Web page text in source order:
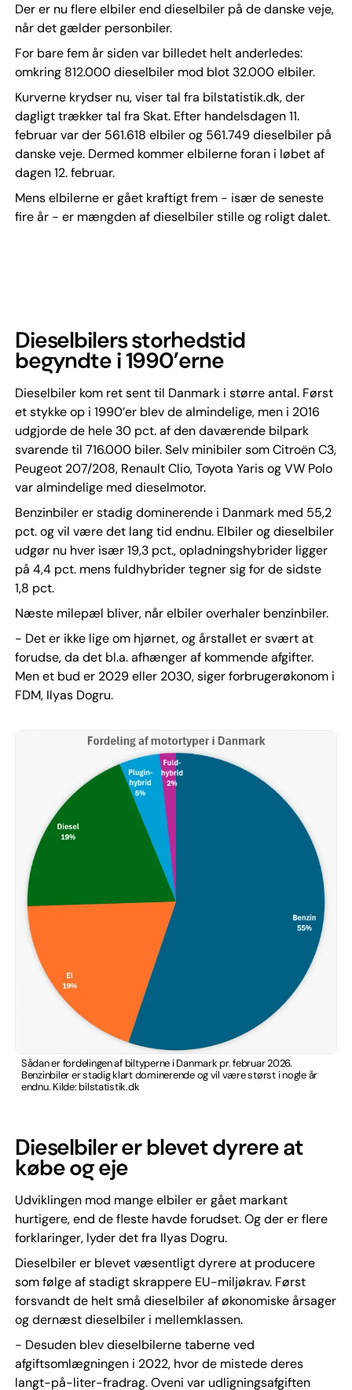
Der er nu flere elbiler end dieselbiler på de danske veje,
når det gælder personbiler.
For bare fem år siden var billedet helt anderledes:
omkring 812.000 dieselbiler mod blot 32.000 elbiler.
Kurverne krydser nu, viser tal fra bilstatistik.dk, der
dagligt trækker tal fra Skat. Efter handelsdagen 11.
februar var der 561.618 elbiler og 561.749 dieselbiler på
danske veje. Dermed kommer elbilerne foran i løbet af
dagen 12. februar.
Mens elbilerne er gået kraftigt frem - især de seneste
fire år - er mængden af dieselbiler stille og roligt dalet.
Dieselbilers storhedstid
begyndte i 1990’erne
Dieselbiler kom ret sent til Danmark i større antal. Først
et stykke op i 1990’er blev de almindelige, men i 2016
udgjorde de hele 30 pct. af den daværende bilpark
svarende til 716.000 biler. Selv minibiler som Citroën C3,
Peugeot 207/208, Renault Clio, Toyota Yaris og VW Polo
var almindelige med dieselmotor.
Benzinbiler er stadig dominerende i Danmark med 55,2
pct. og vil være det lang tid endnu. Elbiler og dieselbiler
udgør nu hver især 19,3 pct., opladningshybrider ligger
på 4,4 pct. mens fuldhybrider tegner sig for de sidste
1,8 pct.
Næste milepæl bliver, når elbiler overhaler benzinbiler.
- Det er ikke lige om hjørnet, og årstallet er svært at
forudse, da det bl.a. afhænger af kommende afgifter.
Men et bud er 2029 eller 2030, siger forbrugerøkonom i
FDM, Ilyas Dogru.
Sådan er fordelingen af biltyperne i Danmark pr. februar 2026.
Benzinbiler er stadig klart dominerende og vil være størst i nogle år
endnu. Kilde: bilstatistik.dk
Dieselbiler er blevet dyrere at
købe og eje
Udviklingen mod mange elbiler er gået markant
hurtigere, end de fleste havde forudset. Og der er flere
forklaringer, lyder det fra Ilyas Dogru.
Dieselbiler er blevet væsentligt dyrere at producere
som følge af stadigt skrappere EU-miljøkrav. Først
forsvandt de helt små dieselbiler af økonomiske årsager
og dernæst dieselbiler i mellemklassen.
- Desuden blev dieselbilerne taberne ved
afgiftsomlægningen i 2022, hvor de mistede deres
langt-på-liter-fradrag. Oveni var udligningsafgiften